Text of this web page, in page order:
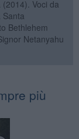
Voci da
Bethlehem
Netanyahu
più